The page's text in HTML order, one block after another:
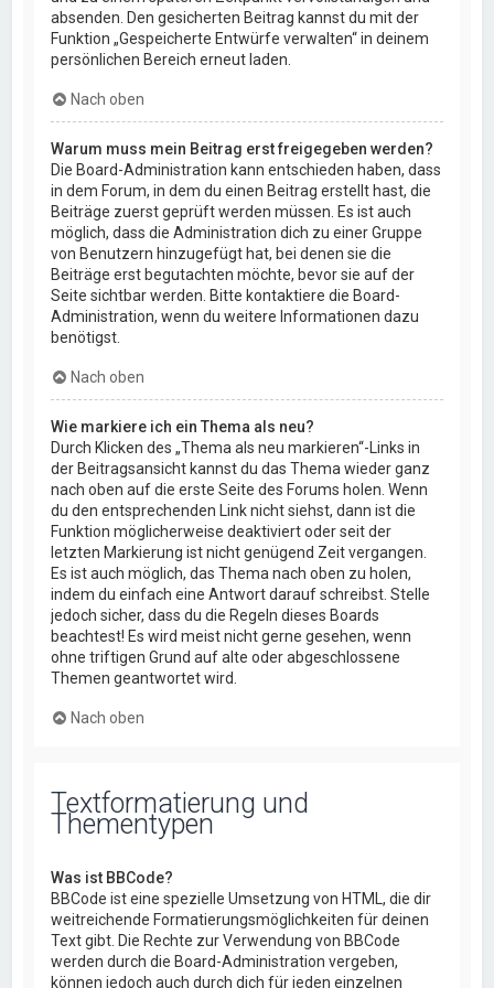
absenden. Den gesicherten Beitrag kannst du mit der
Funktion „Gespeicherte Entwürfe verwalten“ in deinem
persönlichen Bereich erneut laden.
Nach oben
Warum muss mein Beitrag erst freigegeben werden?
Die Board-Administration kann entschieden haben, dass
in dem Forum, in dem du einen Beitrag erstellt hast, die
Beiträge zuerst geprüft werden müssen. Es ist auch
möglich, dass die Administration dich zu einer Gruppe
von Benutzern hinzugefügt hat, bei denen sie die
Beiträge erst begutachten möchte, bevor sie auf der
Seite sichtbar werden. Bitte kontaktiere die Board-
Administration, wenn du weitere Informationen dazu
benötigst.
Nach oben
Wie markiere ich ein Thema als neu?
Durch Klicken des „Thema als neu markieren“-Links in
der Beitragsansicht kannst du das Thema wieder ganz
nach oben auf die erste Seite des Forums holen. Wenn
du den entsprechenden Link nicht siehst, dann ist die
Funktion möglicherweise deaktiviert oder seit der
letzten Markierung ist nicht genügend Zeit vergangen.
Es ist auch möglich, das Thema nach oben zu holen,
indem du einfach eine Antwort darauf schreibst. Stelle
jedoch sicher, dass du die Regeln dieses Boards
beachtest! Es wird meist nicht gerne gesehen, wenn
ohne triftigen Grund auf alte oder abgeschlossene
Themen geantwortet wird.
Nach oben
Textformatierung und
Thementypen
Was ist BBCode?
BBCode ist eine spezielle Umsetzung von HTML, die dir
weitreichende Formatierungsmöglichkeiten für deinen
Text gibt. Die Rechte zur Verwendung von BBCode
werden durch die Board-Administration vergeben,
können jedoch auch durch dich für jeden einzelnen